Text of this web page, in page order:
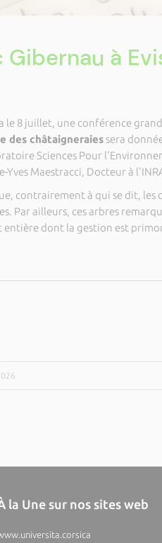
à
le 8 juillet, une conférence
des châtaigneraiessera
Sciences Pour
Yves Maestracci, Docteur à
contrairement à qui se dit, les
Par ailleurs, ces arbres
entière dont la gestion est
la Une sur nos sites web